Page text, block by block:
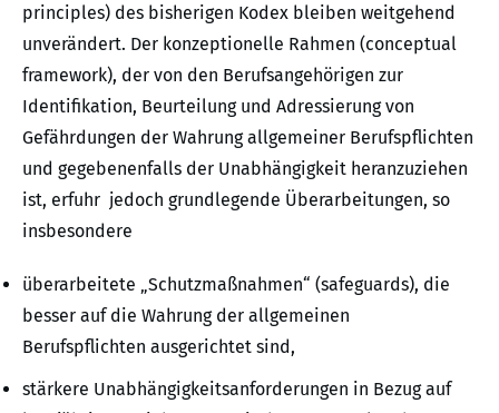
principles) des bisherigen Kodex bleiben weitgehend
unverändert. Der konzeptionelle Rahmen (conceptual
framework), der von den Berufsangehörigen zur
Identifikation, Beurteilung und Adressierung von
Gefährdungen der Wahrung allgemeiner Berufspflichten
und gegebenenfalls der Unabhängigkeit heranzuziehen
ist, erfuhr jedoch grundlegende Überarbeitungen, so
insbesondere
überarbeitete „Schutzmaßnahmen“ (safeguards), die
besser auf die Wahrung der allgemeinen
Berufspflichten ausgerichtet sind,
stärkere Unabhängigkeitsanforderungen in Bezug auf